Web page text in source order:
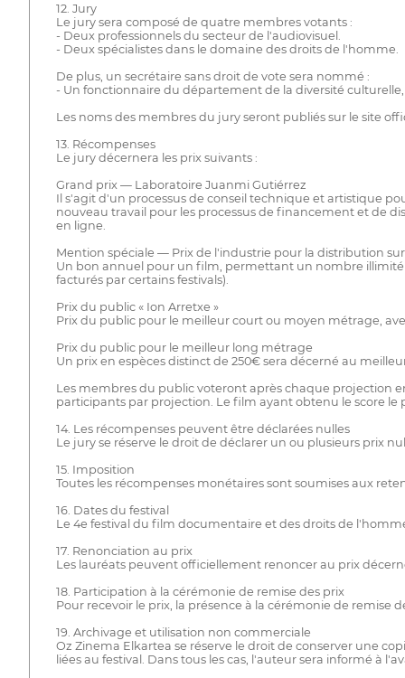
12. Jury
Le jury sera composé de quatre membres votants :
- Deux professionnels du secteur de l'audiovisuel.
- Deux spécialistes dans le domaine des droits de l'homme.
De plus, un secrétaire sans droit de vote sera nommé :
- Un fonctionnaire du département de la diversité
Les noms des membres du jury seront publiés sur le site
13. Récompenses
Le jury décernera les prix suivants :
Grand prix — Laboratoire Juanmi Gutiérrez
Il s'agit d'un processus de conseil technique et artistique
nouveau travail pour les processus de financement et de
en ligne.
Mention spéciale — Prix de l'industrie pour la distribution sur
Un bon annuel pour un film, permettant un nombre illimité
facturés par certains festivals).
Prix du public « Ion Arretxe »
Prix du public pour le meilleur court ou moyen métrage,
Prix du public pour le meilleur long métrage
Un prix en espèces distinct de 250€ sera décerné au
Les membres du public voteront après chaque projection
participants par projection. Le film ayant obtenu le score le
14. Les récompenses peuvent être déclarées nulles
Le jury se réserve le droit de déclarer un ou plusieurs prix
15. Imposition
Toutes les récompenses monétaires sont soumises aux
16. Dates du festival
Le 4e festival du film documentaire et des droits de
17. Renonciation au prix
Les lauréats peuvent officiellement renoncer au prix
18. Participation à la cérémonie de remise des prix
Pour recevoir le prix, la présence à la cérémonie de
19. Archivage et utilisation non commerciale
Oz Zinema Elkartea se réserve le droit de conserver une
liées au festival. Dans tous les cas, l'auteur sera informé à